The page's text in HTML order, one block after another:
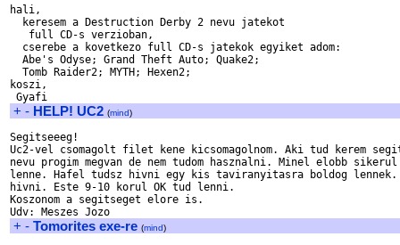
hali,
  keresem a Destruction Derby 2 nevu jatekot
   full CD-s verzioban,
  cserebe a kovetkezo full CD-s jatekok egyiket adom:
  Abe's Odyse; Grand Theft Auto; Quake2;
  Tomb Raider2; MYTH; Hexen2;
koszi,
+ - HELP! UC2 (mind)
Segitseeeg!
Uc2-vel csomagolt filet kene kicsomagolnom. Aki tud kerem
nevu progim megvan de nem tudom hasznalni. Minel elobb
lenne. Hafel tudsz hivni egy kis taviranyitasra boldog
hivni. Este 9-10 korul OK tud lenni.
Koszonom a segitseget elore is.
+ - Tomorites exe-re (mind)